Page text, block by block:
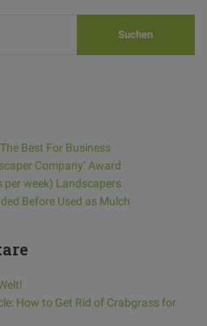
Best For Business
Company‘ Award
per week) Landscapers
Before Used as Mulch
How to Get Rid of Crabgrass for